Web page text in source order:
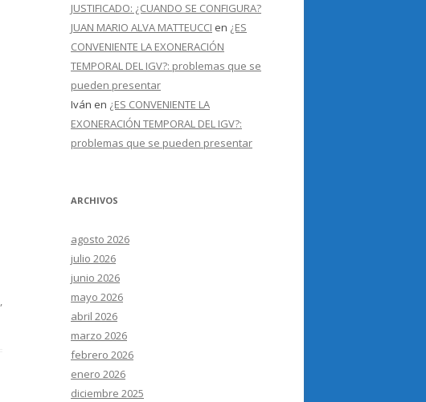
,
JUSTIFICADO: ¿CUANDO SE CONFIGURA?
JUAN MARIO ALVA MATTEUCCI en ¿ES
CONVENIENTE LA EXONERACIÓN
TEMPORAL DEL IGV?: problemas que se
pueden presentar
Iván en ¿ES CONVENIENTE LA
EXONERACIÓN TEMPORAL DEL IGV?:
problemas que se pueden presentar
ARCHIVOS
agosto 2026
julio 2026
junio 2026
mayo 2026
abril 2026
marzo 2026
febrero 2026
enero 2026
diciembre 2025